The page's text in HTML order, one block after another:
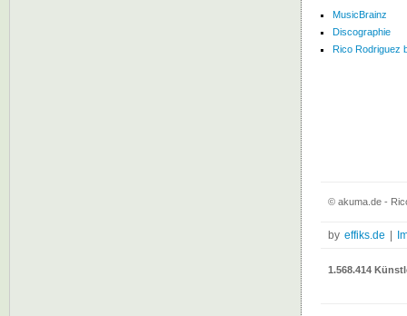
MusicBrainz
Discographie
Rico Rodriguez
© akuma.de -
by effiks.de
1.568.414